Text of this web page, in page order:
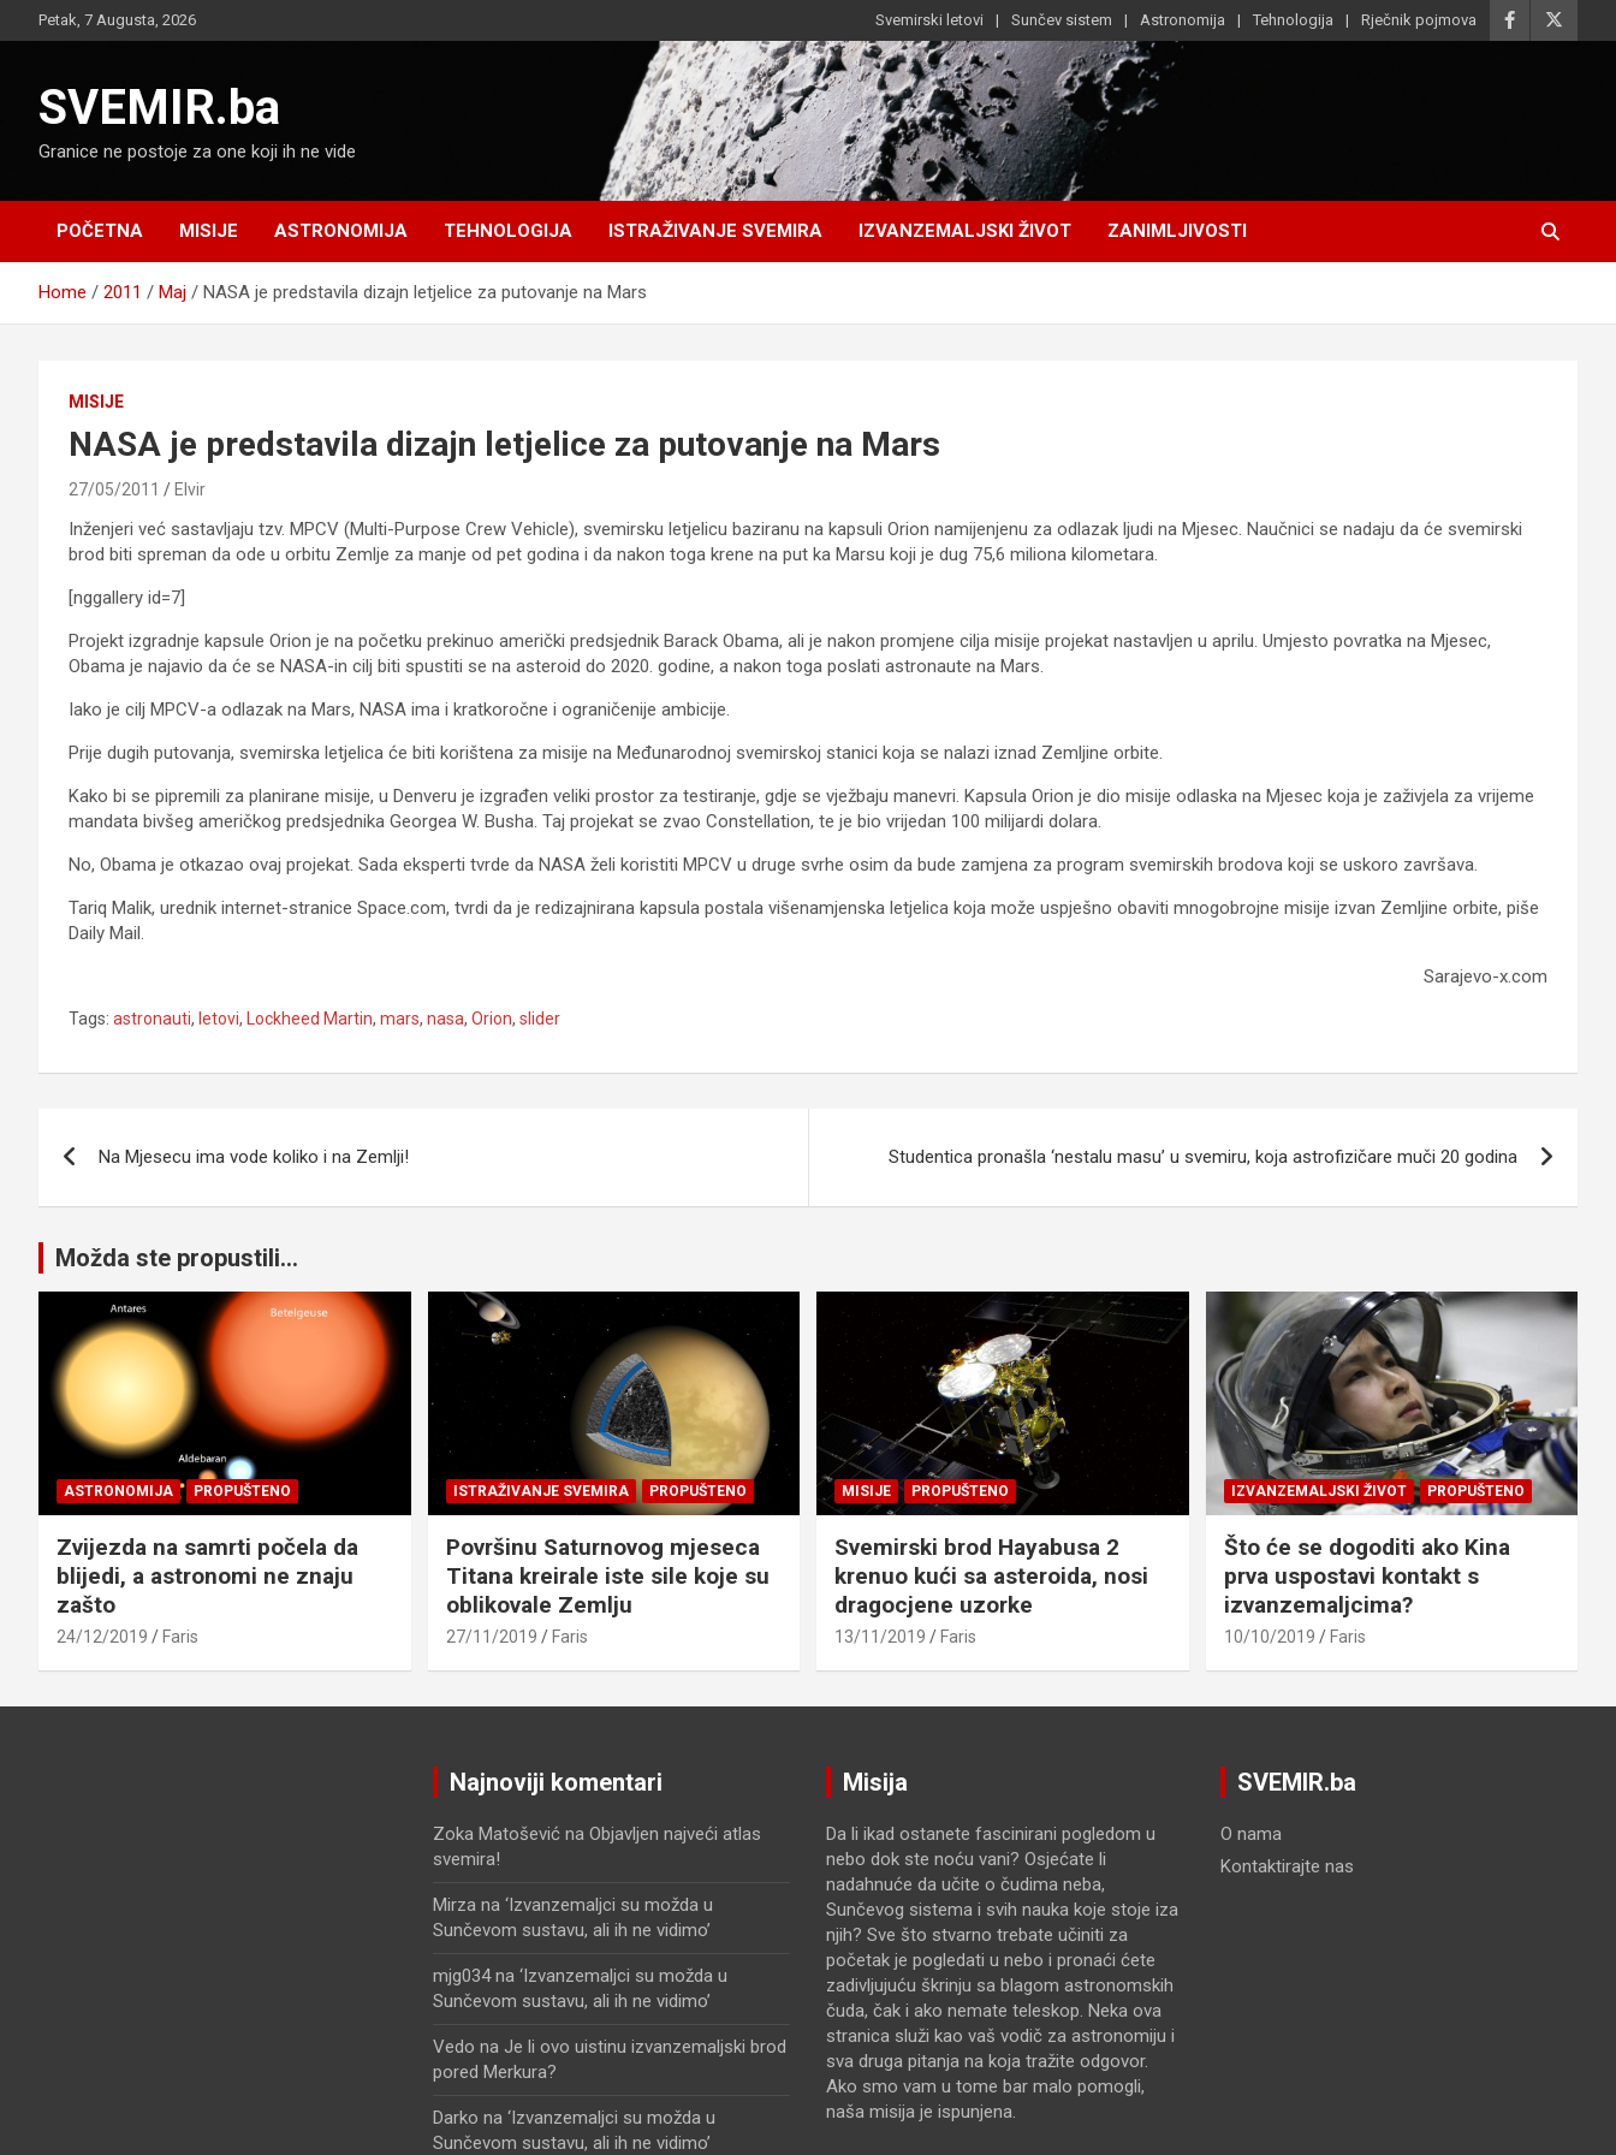
to
Petak, 7 Augusta, 2026 Svemirski letovi Sunčev sistem Astronomija Tehnologija Rječnik pojmova
SVEMIR.ba
Granice ne postoje za one koji ih ne vide
POČETNA MISIJE ASTRONOMIJA TEHNOLOGIJA ISTRAŽIVANJE SVEMIRA IZVANZEMALJSKI ŽIVOT ZANIMLJIVOSTI
Home 2011 Maj NASA je predstavila dizajn letjelice za putovanje na Mars
MISIJE
NASA je predstavila dizajn letjelice za putovanje na Mars
27/05/2011 Elvir
Inženjeri već sastavljaju tzv. MPCV (Multi-Purpose Crew Vehicle), svemirsku letjelicu baziranu na kapsuli Orion namijenjenu za odlazak ljudi na Mjesec. Naučnici se nadaju da će svemirski
brod biti spreman da ode u orbitu Zemlje za manje od pet godina i da nakon toga krene na put ka Marsu koji je dug 75,6 miliona kilometara.
[nggallery id=7]
Projekt izgradnje kapsule Orion je na početku prekinuo američki predsjednik Barack Obama, ali je nakon promjene cilja misije projekat nastavljen u aprilu. Umjesto povratka na Mjesec,
Obama je najavio da će se NASA-in cilj biti spustiti se na asteroid do 2020. godine, a nakon toga poslati astronaute na Mars.
Iako je cilj MPCV-a odlazak na Mars, NASA ima i kratkoročne i ograničenije ambicije.
Prije dugih putovanja, svemirska letjelica će biti korištena za misije na Međunarodnoj svemirskoj stanici koja se nalazi iznad Zemljine orbite.
Kako bi se pipremili za planirane misije, u Denveru je izgrađen veliki prostor za testiranje, gdje se vježbaju manevri. Kapsula Orion je dio misije odlaska na Mjesec koja je zaživjela za vrijeme
mandata bivšeg američkog predsjednika Georgea W. Busha. Taj projekat se zvao Constellation, te je bio vrijedan 100 milijardi dolara.
No, Obama je otkazao ovaj projekat. Sada eksperti tvrde da NASA želi koristiti MPCV u druge svrhe osim da bude zamjena za program svemirskih brodova koji se uskoro završava.
Tariq Malik, urednik internet-stranice Space.com, tvrdi da je redizajnirana kapsula postala višenamjenska letjelica koja može uspješno obaviti mnogobrojne misije izvan Zemljine orbite, piše
Daily Mail.
Sarajevo-x.com
Tags: astronauti, letovi, Lockheed Martin, mars, nasa, Orion, slider
članaka
Na Mjesecu ima vode koliko i na Zemlji! Studentica pronašla ‘nestalu masu’ u svemiru, koja astrofizičare muči 20 godina
Možda ste propustili...
ASTRONOMIJA PROPUŠTENO
Zvijezda na samrti počela da
blijedi, a astronomi ne znaju
zašto
24/12/2019 Faris
ISTRAŽIVANJE SVEMIRA PROPUŠTENO
Površinu Saturnovog mjeseca
Titana kreirale iste sile koje su
oblikovale Zemlju
27/11/2019 Faris
MISIJE PROPUŠTENO
Svemirski brod Hayabusa 2
krenuo kući sa asteroida, nosi
dragocjene uzorke
13/11/2019 Faris
IZVANZEMALJSKI ŽIVOT PROPUŠTENO
Što će se dogoditi ako Kina
prva uspostavi kontakt s
izvanzemaljcima?
10/10/2019 Faris
Najnoviji komentari
Zoka Matoševićna Objavljen najveći atlas
svemira!
Mirzana ‘Izvanzemaljci su možda u
Sunčevom sustavu, ali ih ne vidimo’
mjg034na ‘Izvanzemaljci su možda u
Sunčevom sustavu, ali ih ne vidimo’
Vedo na Je li ovo uistinu izvanzemaljski brod
pored Merkura?
Darko na ‘Izvanzemaljci su možda u
Sunčevom sustavu, ali ih ne vidimo’
Misija
Da li ikad ostanete fascinirani pogledom u
nebo dok ste noću vani? Osjećate li
nadahnuće da učite o čudima neba,
Sunčevog sistema i svih nauka koje stoje iza
njih? Sve što stvarno trebate učiniti za
početak je pogledati u nebo i pronaći ćete
zadivljujuću škrinju sa blagom astronomskih
čuda, čak i ako nemate teleskop. Neka ova
stranica služi kao vaš vodič za astronomiju i
sva druga pitanja na koja tražite odgovor.
Ako smo vam u tome bar malo pomogli,
naša misija je ispunjena.
SVEMIR.ba
O nama
Kontaktirajte nas